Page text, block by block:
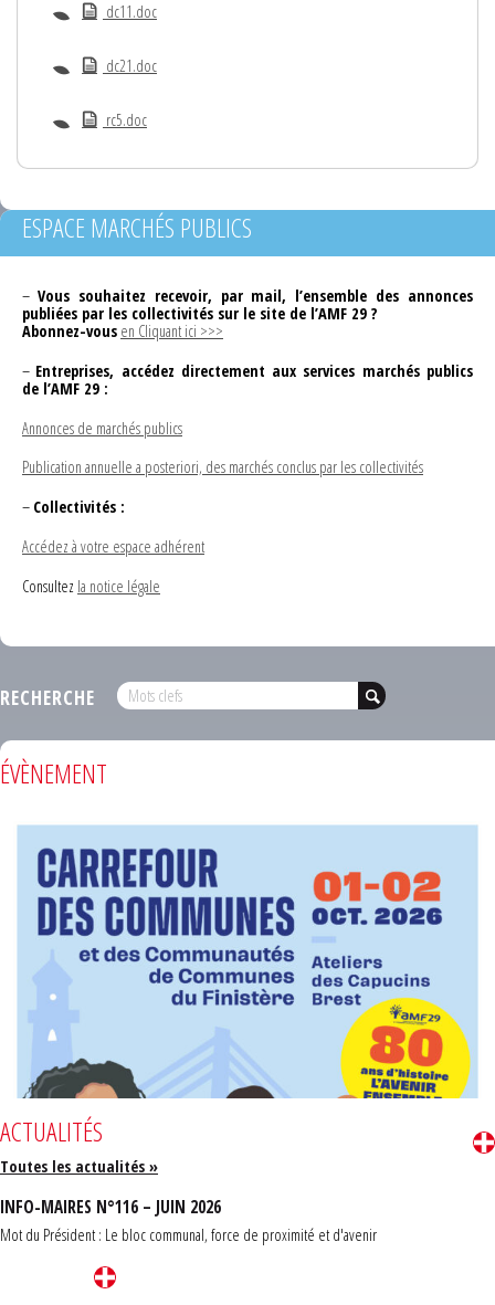
dc11.doc
dc21.doc
rc5.doc
ESPACE MARCHÉS PUBLICS
– Vous souhaitez recevoir, par mail, l’ensemble des annonces
publiées par les collectivités sur le site de l’AMF 29 ?
Abonnez-vous en Cliquant ici >>>
– Entreprises, accédez directement aux services marchés publics
de l’AMF 29 :
Annonces de marchés publics
Publication annuelle a posteriori, des marchés conclus par les collectivités
– Collectivités :
Accédez à votre espace adhérent
Consultez la notice légale
RECHERCHE
ÉVÈNEMENT
ACTUALITÉS
Toutes les actualités »
INFO-MAIRES N°116 – JUIN 2026
Mot du Président : Le bloc communal, force de proximité et d'avenir